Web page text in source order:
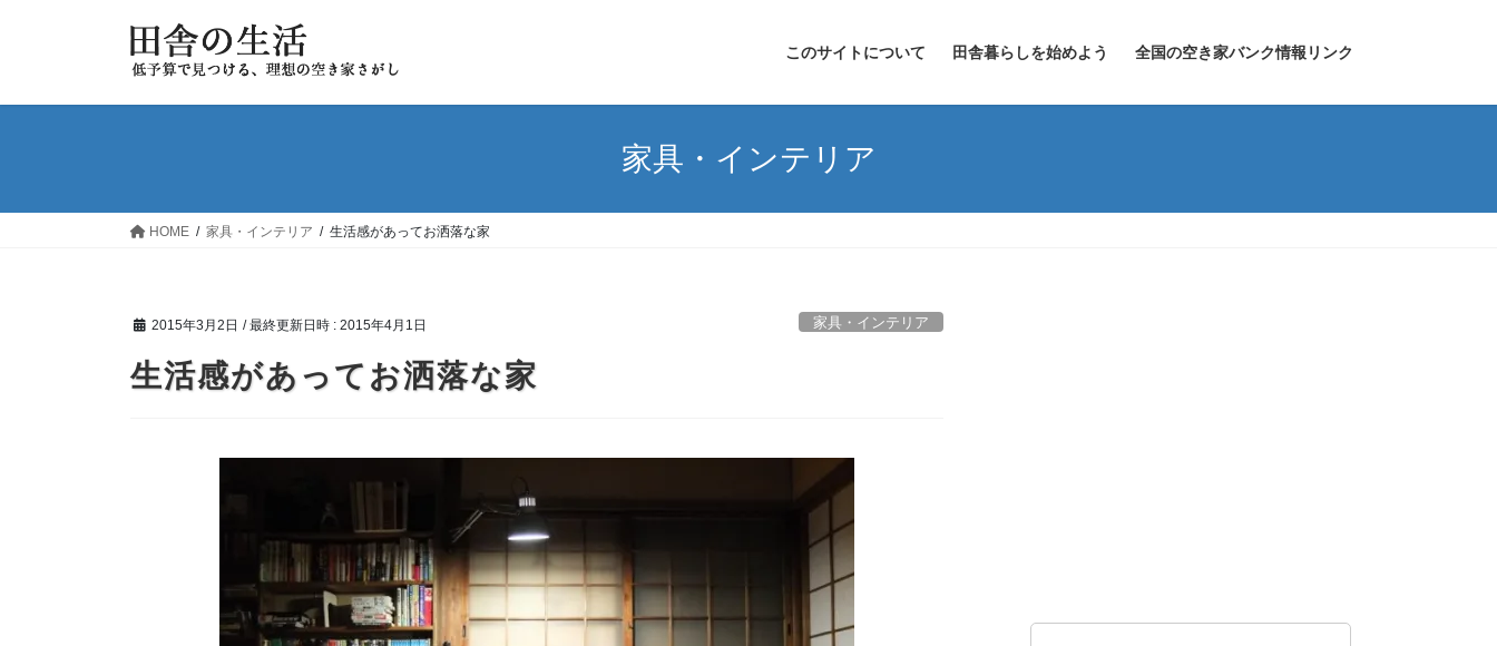
このサイトについて 田舎暮らしを始めよう 全国の空き家バンク情報リンク
家具・インテリア
HOME 家具・インテリア 生活感があってお洒落な家
2015年3月2日 / 最終更新日時 : 2015年4月1日 家具・インテリア
生活感があってお洒落な家